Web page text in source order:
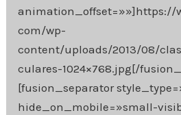
animation_offset=»»]https://
com/wp-
content/uploads/2013/08/
culares-1024×768.jpg[/
[fusion_separator
hide_on_mobile=»small-